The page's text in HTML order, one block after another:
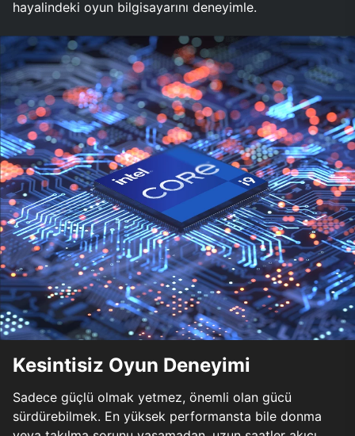
hayalindeki oyun bilgisayarını deneyimle.
Kesintisiz Oyun Deneyimi
Sadece güçlü olmak yetmez, önemli olan gücü
sürdürebilmek. En yüksek performansta bile donma